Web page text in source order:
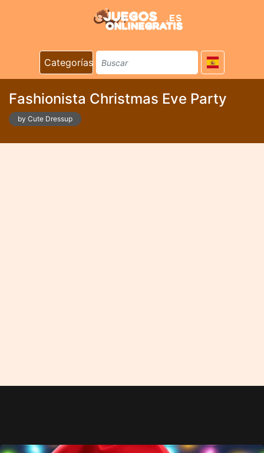
Categorías
Fashionista Christmas Eve Party
by Cute Dressup